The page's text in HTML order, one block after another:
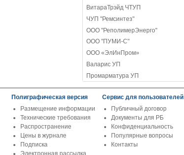
ВитараТрэйд ЧТУП
ЧУП "Ремсинтез"
ООО "РеполимерЭнерго"
ООО "ПУМИ-С"
ООО «ЭлИнПром»
Валарис УП
Промарматура УП
Полиграфическая версия
Размещение информации
Технические требования
Распространение
Цены в журнале
Подписка
Электронная рассылка
Сервис для пользователей
Публичный договор
Документы для РБ
Конфиденциальность
Популярные вопросы
Контакты